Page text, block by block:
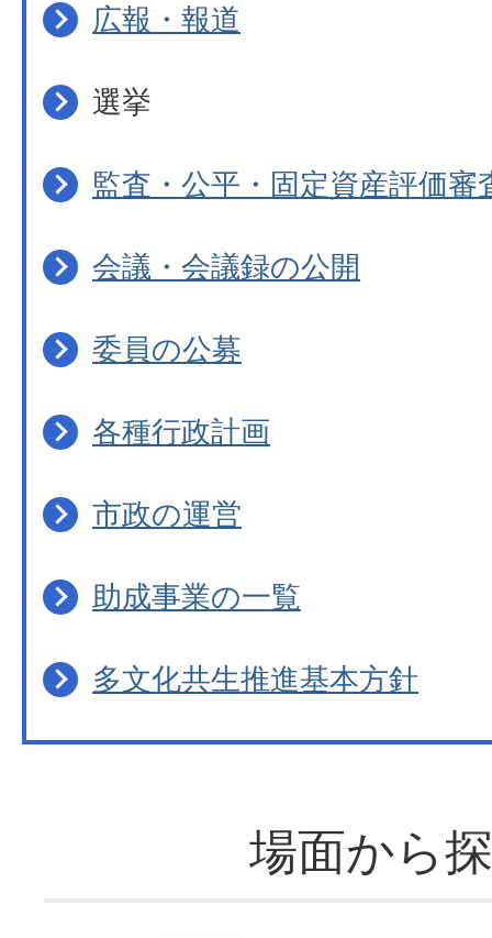
広報・報道
選挙
監査・公平・固定資産評価審
会議・会議録の公開
委員の公募
各種行政計画
市政の運営
助成事業の一覧
多文化共生推進基本方針
場面から